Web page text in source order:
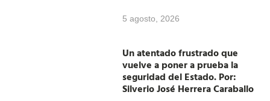
5 agosto, 2026
Un atentado frustrado que
vuelve a poner a prueba la
seguridad del Estado. Por:
Silverio José Herrera Caraballo